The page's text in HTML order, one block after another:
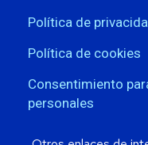
Política de
Política de cookies
Consentimiento
personales